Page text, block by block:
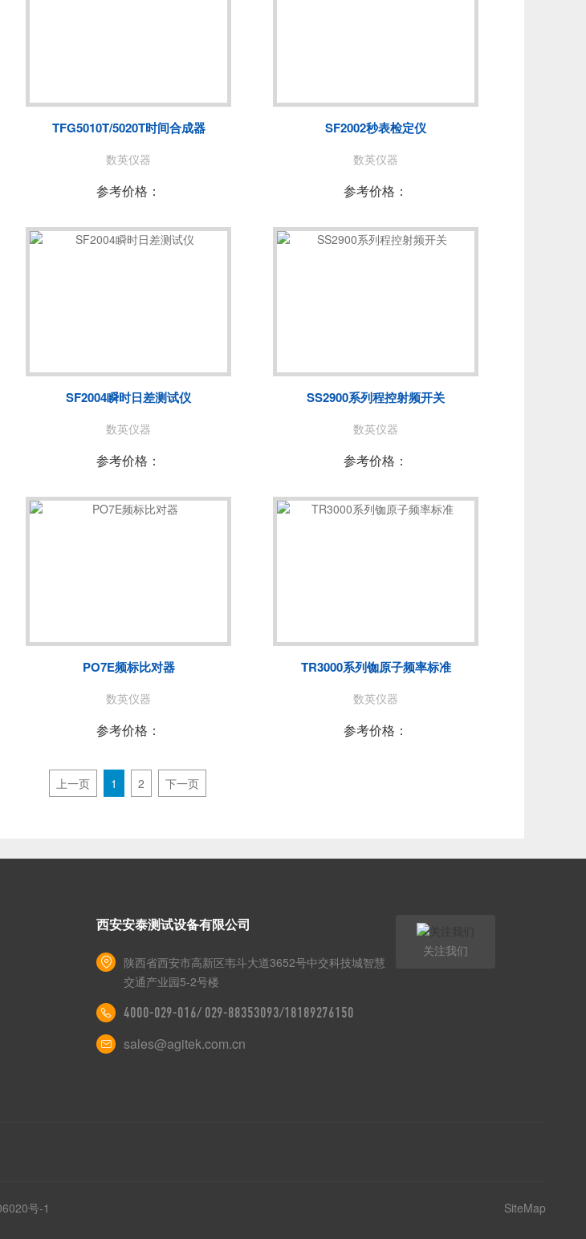
TFG5010T/5020T时间合成器
数英仪器
参考价格：
SF2002秒表检定仪
数英仪器
参考价格：
SF2004瞬时日差测试仪
数英仪器
参考价格：
SS2900系列程控射频开关
数英仪器
参考价格：
PO7E频标比对器
数英仪器
参考价格：
TR3000系列铷原子频率标准
数英仪器
参考价格：
上一页 1 2 下一页
西安安泰测试设备有限公司
陕西省西安市高新区韦斗大道3652号中交科技城智慧
交通产业园5-2号楼
4000-029-016/ 029-88353093/18189276150
sales@agitek.com.cn
关注我们
号-1 SiteMap